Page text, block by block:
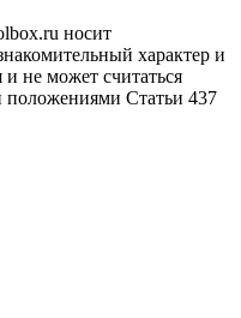
носит
характер и
не может считаться
положениями Статьи 437